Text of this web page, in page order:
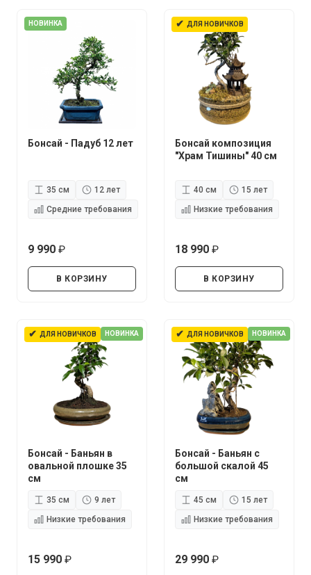
НОВИНКА
Бонсай - Падуб 12 лет
35 см
12 лет
Средние требования
9 990
В КОРЗИНУ
✔ ДЛЯ НОВИЧКОВ
Бонсай композиция
"Храм Тишины" 40 см
40 см
15 лет
Низкие требования
18 990
В КОРЗИНУ
✔ ДЛЯ НОВИЧКОВ НОВИНКА
Бонсай - Баньян в
овальной плошке 35
см
35 см
9 лет
Низкие требования
15 990
✔ ДЛЯ НОВИЧКОВ НОВИНКА
Бонсай - Баньян с
большой скалой 45
см
45 см
15 лет
Низкие требования
29 990